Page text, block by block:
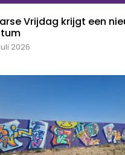
Vrijdag krijgt een
2026